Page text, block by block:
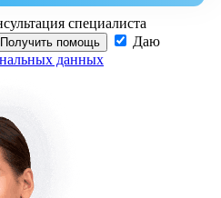
специалиста
Получить помощь
Даю
данных